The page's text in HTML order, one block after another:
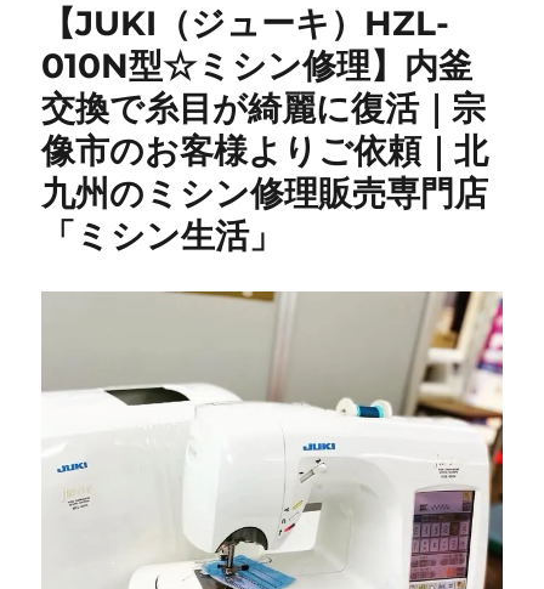
ペ
ー
ス
セ
ッ
タ
ー
修
レ
ロ
【JUKI（ジューキ）HZL-
010N型☆ミシン修理】内釜
交換で糸目が綺麗に復活｜宗
像市のお客様よりご依頼｜北
九州のミシン修理販売専門店
「ミシン生活」